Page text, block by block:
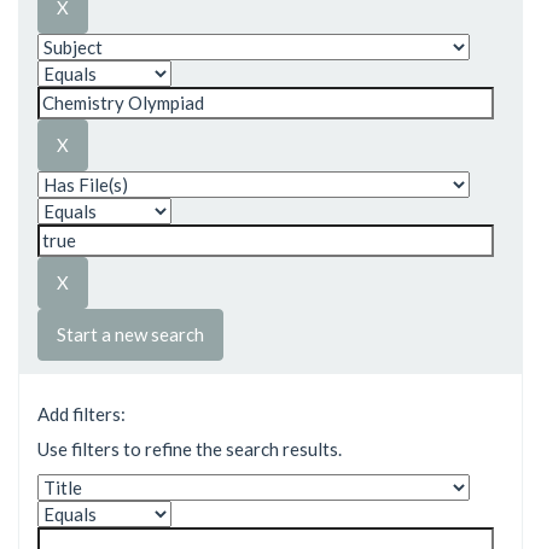
Start a new search
Add filters:
Use filters to refine the search results.